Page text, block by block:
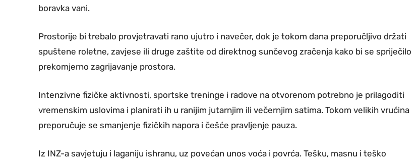
boravka vani.
Prostorije bi trebalo provjetravati rano ujutro i navečer, dok je tokom dana preporučljivo držati
spuštene roletne, zavjese ili druge zaštite od direktnog sunčevog zračenja kako bi se spriječilo
prekomjerno zagrijavanje prostora.
Intenzivne fizičke aktivnosti, sportske treninge i radove na otvorenom potrebno je prilagoditi
vremenskim uslovima i planirati ih u ranijim jutarnjim ili večernjim satima. Tokom velikih vrućina
preporučuje se smanjenje fizičkih napora i češće pravljenje pauza.
Iz INZ-a savjetuju i laganiju ishranu, uz povećan unos voća i povrća. Tešku, masnu i teško